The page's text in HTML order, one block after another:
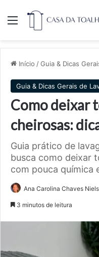
Menu
Início /Guia & Dicas
Guia & Dicas Gerais de
Como deixar
cheirosas:
Guia prático de
busca como deixar
com pouca química
Ana Carolina Chaves
3 minutos de leitura